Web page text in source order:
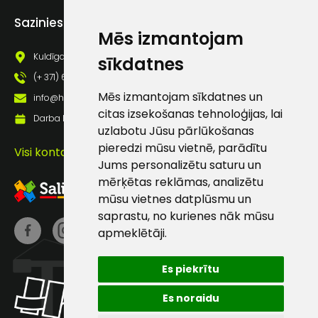
Mēs izmantojam
sīkdatnes
Mēs izmantojam sīkdatnes un
citas izsekošanas tehnoloģijas, lai
uzlabotu Jūsu pārlūkošanas
pieredzi mūsu vietnē, parādītu
Jums personalizētu saturu un
mērķētas reklāmas, analizētu
mūsu vietnes datplūsmu un
saprastu, no kurienes nāk mūsu
apmeklētāji.
Es piekrītu
Es noraidu
Sazinies ar mums
Kuldīgas iela 69a, Saldus, Saldus nov., LV - 3801
(+ 371) 63 881 186
info@hards.lv
Darba laiks: Darbadienās: 8:00 - 17:00
Visi kontakti
Klientu
atbalsts
Darbdienās:
8:00 – 17:00
info@hards.lv